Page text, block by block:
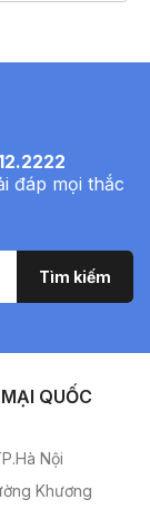
đáp mọi thắc
QUỐC
Nội
Khương